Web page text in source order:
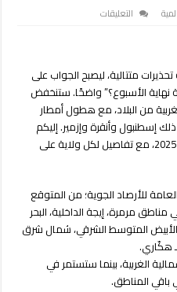
التعليقات
وأمطار
غزيرة
على
عدة
ولايات
تركية
نهاية
الأسبوع
مغلقة
متتالية، ليصبح الجواب على
الأسبوع؟” واضحًا. ستنخفض
من البلاد، مع هطول أمطار
إسطنبول وأنقرة وإزمير. إليكم
توقعات الطقس ليومي 10 و11 مايو 2025، مع تفاصيل لكل ولاية على
للأرصاد الجوية؛ من المتوقع
مرمرة، إيجة الداخلية، البحر
المتوسط الشرقي، شمال شرق
هكّاري.
الغربية، بينما ستستمر في
باقي المناطق.